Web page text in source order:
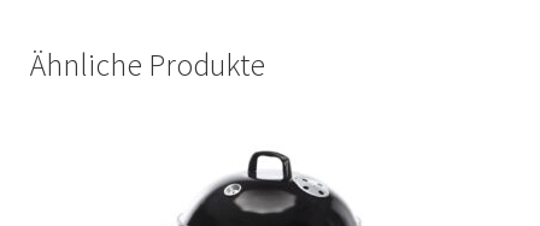
Ähnliche Produkte